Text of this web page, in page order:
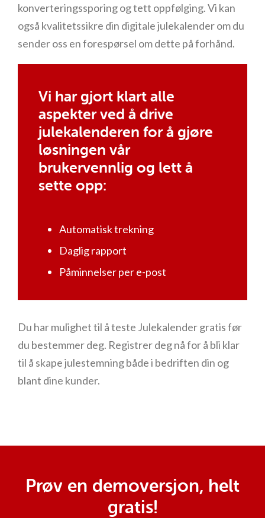
konverteringssporing og tett oppfølging. Vi kan
også kvalitetssikre din digitale julekalender om du
sender oss en forespørsel om dette på forhånd.
Vi har gjort klart alle
aspekter ved å drive
julekalenderen for å gjøre
løsningen vår
brukervennlig og lett å
sette opp:
Automatisk trekning
Daglig rapport
Påminnelser per e-post
Du har mulighet til å teste Julekalender gratis før
du bestemmer deg. Registrer deg nå for å bli klar
til å skape julestemning både i bedriften din og
blant dine kunder.
Prøv en demoversjon, helt
gratis!